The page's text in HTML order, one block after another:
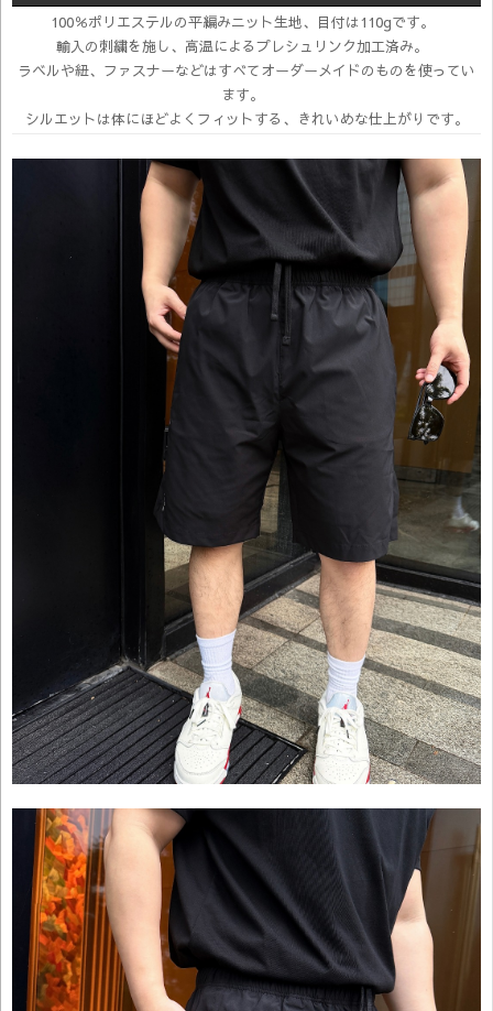
100％ポリエステルの平編みニット生地、目付は110gです。
輸入の刺繍を施し、高温によるプレシュリンク加工済み。
ラベルや紐、ファスナーなどはすべてオーダーメイドのものを使ってい
ます。
シルエットは体にほどよくフィットする、きれいめな仕上がりです。